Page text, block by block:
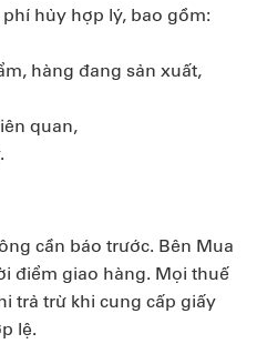
hủy hợp lý, bao gồm:
hàng đang sản xuất,
quan,
cần báo trước. Bên Mua
điểm giao hàng. Mọi thuế
trả trừ khi cung cấp giấy
lệ.